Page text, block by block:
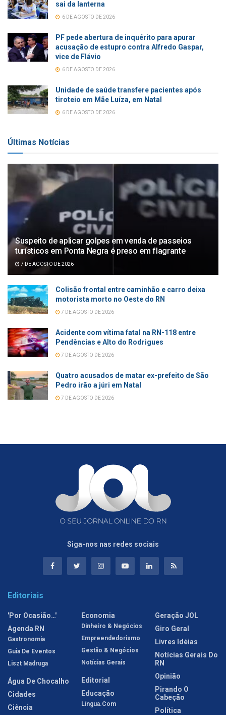
sai da lanterna
6 DE AGOSTO DE 2026
PF pede abertura de inquérito para apurar
acusação de estupro contra Alfredo Gaspar,
vice de Flávio
6 DE AGOSTO DE 2026
Unidade de saúde transfere pacientes após
tiroteio em Mãe Luíza, em Natal
6 DE AGOSTO DE 2026
Últimas Notícias
Suspeito de aplicar golpes em venda de passeios
turísticos em Ponta Negra é preso em flagrante
7 DE AGOSTO DE 2026
Colisão frontal entre caminhão e carro deixa
motorista morto no Oeste do RN
7 DE AGOSTO DE 2026
Acidente com vítima fatal na RN-118 entre
Pendências e Alto do Rodrigues
7 DE AGOSTO DE 2026
Quatro acusados de matar ex-prefeito de São
Pedro irão a júri em Natal
7 DE AGOSTO DE 2026
Siga-nos nas redes sociais
Editoriais
'Por Ocasião…'
Agenda RN
Gastronomia
Guia De Eventos
Liszt Madruga
Água De Chocalho
Cidades
Ciência
Economia
Dinheiro & Negócios
Empreendedorismo
Gestão & Negócios
Notícias Gerais
Editorial
Educação
Língua.com
Geração JOL
Giro Geral
Livres Idéias
Notícias Gerais Do
RN
Opinião
Pirando O
Cabeção
Política